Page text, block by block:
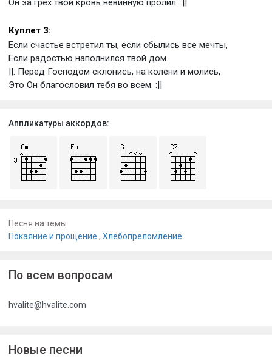
Куплет 3:
Если счастье встретил ты, если сбылись все мечты,
Если радостью наполнился твой дом.
||: Перед Господом склонись, на колени и молись,
Это Он благословил тебя во всем. :||
Аппликатуры аккордов:
Песня на темы:
Покаяние и прощение , Хлебопреломление
По всем вопросам
hvalite@hvalite.com
Новые песни